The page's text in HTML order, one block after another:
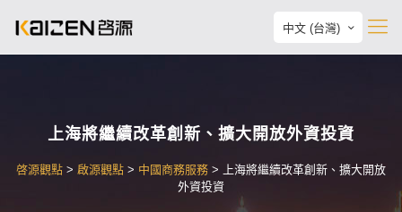
中文 (台灣)
上海將繼續改革創新、擴大開放外資投資
啓源觀點 > 啟源觀點 > 中國商務服務 >
上海將繼續改革創新、擴大開放
外資投資